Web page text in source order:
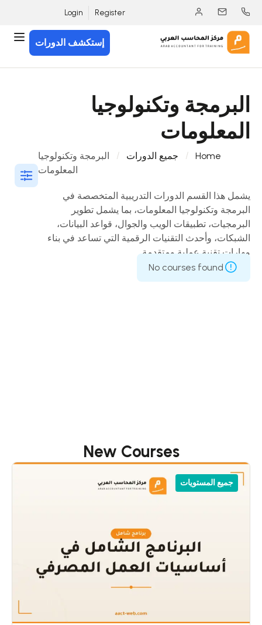
Register
Login
إستكشف الدورات
البرمجة وتكنولوجيا
المعلومات
Home جميع الدورات
البرمجة وتكنولوجيا
المعلومات
يشمل هذا القسم الدورات التدريبية المتخصصة في
البرمجة وتكنولوجيا المعلومات، بما يشمل تطوير
البرمجيات، تطبيقات الويب والجوال، قواعد البيانات،
الشبكات، وأحدث التقنيات الرقمية التي تساعد في بناء
مهارات تقنية عملية ومتقدمة
No courses found
New Courses
جميع المستويات